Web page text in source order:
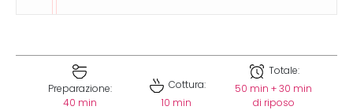
Preparazione:
40 min
Cottura:
10 min
Totale:
50 min + 30 min
di riposo